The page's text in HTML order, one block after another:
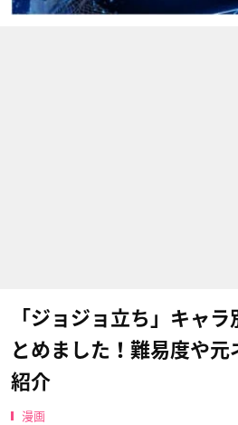
「ジョジョ立ち」キャ
とめました！難易度や
紹介
漫画